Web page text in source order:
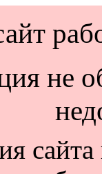
не
сайта